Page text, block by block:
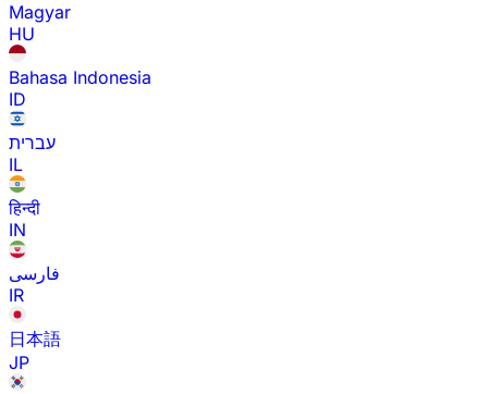
Magyar
HU
Bahasa Indonesia
ID
עברית
IL
हिन्दी
IN
فارسی
IR
日本語
JP